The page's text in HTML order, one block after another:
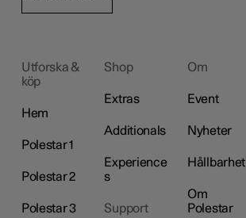
Utforska &
köp
Hem
Polestar 1
Polestar 2
Polestar 3
Shop
Extras
Additionals
Experience
s
Support
Om
Event
Nyheter
Hållbarhet
Om
Polestar